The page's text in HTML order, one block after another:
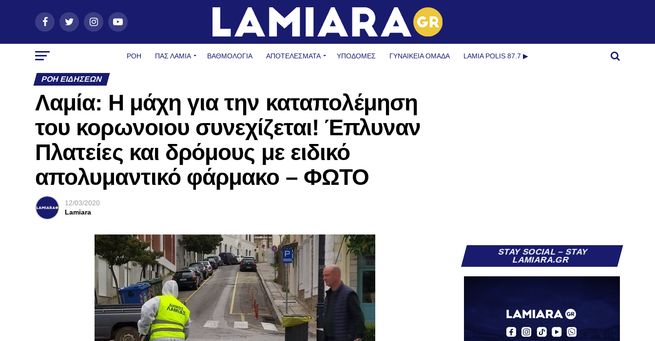
ΡΟΗ ΠΑΣ ΛΑΜΊΑ ΒΑΘΜΟΛΟΓΙΑ ΑΠΟΤΕΛΕΣΜΑΤΑ ΥΠΟΔΟΜΈΣ ΓΥΝΑΙΚΕΊΑ ΟΜΆΔΑ LAMIA POLIS 87.7 ▶︎
ΡΟΉ ΕΙΔΉΣΕΩΝ
Λαμία: Η μάχη για την καταπολέμηση
του κορωνοιου συνεχίζεται! Έπλυναν
Πλατείες και δρόμους με ειδικό
απολυμαντικό φάρμακο – ΦΩΤΟ
12/03/2020
Lamiara
STAY SOCIAL – STAY
LAMIARA.GR